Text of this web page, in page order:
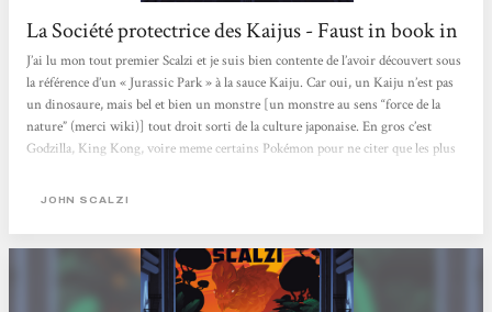
La Société protectrice des Kaijus - Faust in book in
J’ai lu mon tout premier Scalzi et je suis bien contente de l’avoir découvert sous
la référence d’un « Jurassic Park » à la sauce Kaiju. Car oui, un Kaiju n’est pas
un dinosaure, mais bel et bien un monstre [un monstre au sens “force de la
nature” (merci wiki)] tout droit sorti de la culture japonaise. En gros c’est
Godzilla, King Kong, voire meme certains Pokémon pour ne citer que les plus
plus gros !Nous suivons ici Jamie, qui va se voir offrir un poste au sein d’une
JOHN SCALZI